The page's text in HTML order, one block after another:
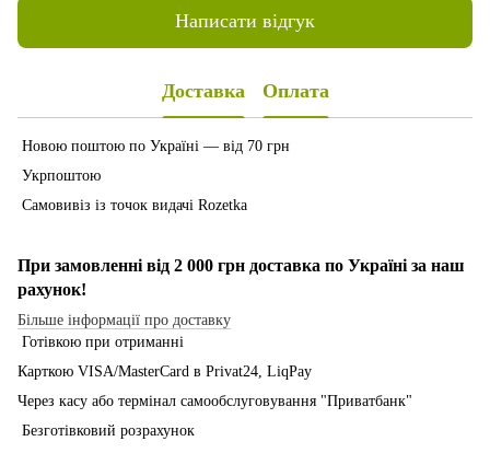
Написати відгук
Доставка Оплата
Новою поштою по Україні — від 70 грн
Укрпоштою
Самовивіз із точок видачі Rozetka
При замовленні від 2 000 грн доставка по Україні за наш
рахунок!
Більше інформації про доставку
Готівкою при отриманні
Карткою VISA/MasterCard в Рrivat24, LiqPay
Через касу або термінал самообслуговування "Приватбанк"
Безготівковий розрахунок